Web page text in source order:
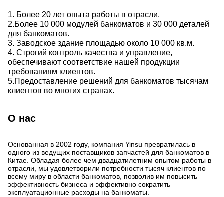
1. Более 20 лет опыта работы в отрасли.
2.Более 10 000 модулей банкоматов и 30 000 деталей
для банкоматов.
3. Заводское здание площадью около 10 000 кв.м.
4. Строгий контроль качества и управление,
обеспечивают соответствие нашей продукции
требованиям клиентов.
5.Предоставление решений для банкоматов тысячам
клиентов во многих странах.
О нас
Основанная в 2002 году, компания Yinsu превратилась в
одного из ведущих поставщиков запчастей для банкоматов в
Китае. Обладая более чем двадцатилетним опытом работы в
отрасли, мы удовлетворили потребности тысяч клиентов по
всему миру в области банкоматов, позволив им повысить
эффективность бизнеса и эффективно сократить
эксплуатационные расходы на банкоматы.